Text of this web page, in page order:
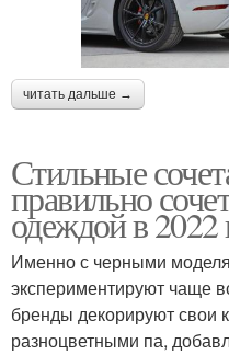
читать дальше →
Стильные
правильно
одеждой в 2022
Именно с черными
экспериментируют чаще
бренды декорируют свои
разноцветными па,